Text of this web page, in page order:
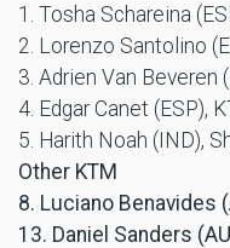
1. Tosha Schareina
2. Lorenzo Santolino
3. Adrien Van Beveren
4. Edgar Canet (ESP),
5. Harith Noah (IND),
Other KTM
8. Luciano Benavides
13. Daniel Sanders